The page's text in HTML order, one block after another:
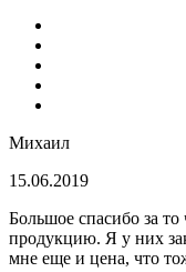
Михаил
15.06.2019
Большое спасибо за
продукцию. Я у них
мне еще и цена, что